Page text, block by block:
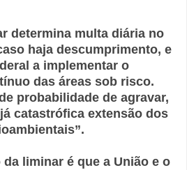
determina multa diária no
haja descumprimento, e
a implementar o
das áreas sob risco.
probabilidade de agravar,
catastrófica extensão dos
liminar é que a União e o